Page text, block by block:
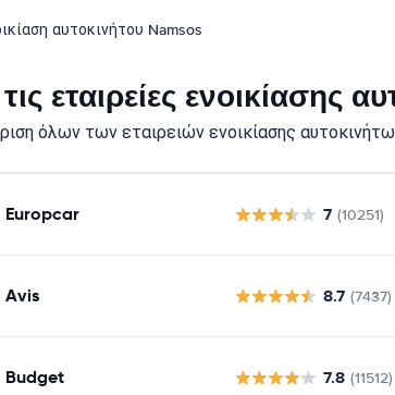
αυτοκινήτου Namsos
εταιρείες ενοικίασης
όλων των εταιρειών ενοικίασης
Europcar 7 (10251)
Avis 8.7 (7437)
Budget 7.8 (11512)